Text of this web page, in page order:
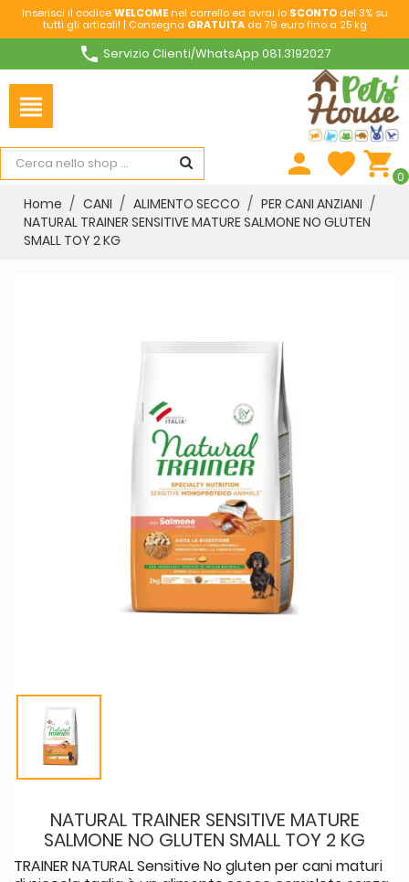
Inserisci il codiceWELCOMEnel carrello ed avrai lo SCONTOdel 3% su
tutti gli articoli! | Consegna GRATUITAda 79 euro fino a 25 kg
phone Servizio Clienti/WhatsApp 081.3192027
view_headline
person favorite shopping_cart0
Home CANI ALIMENTO SECCO
PER CANI ANZIANI
NATURAL TRAINER SENSITIVE MATURE SALMONE NO GLUTEN
SMALL TOY 2 KG
NATURAL TRAINER SENSITIVE MATURE
SALMONE NO GLUTEN SMALL TOY 2 KG
TRAINER NATURAL Sensitive No gluten per cani maturi